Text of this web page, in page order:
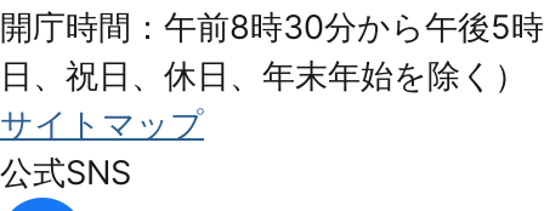
開庁時間：午前8時30分から午後5
日、祝日、休日、年末年始を除く）
サイトマップ
公式SNS